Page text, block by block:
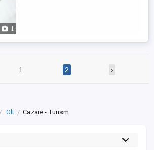
1
1 2 ›
Olt Cazare - Turism